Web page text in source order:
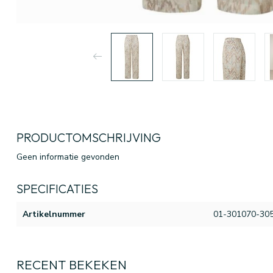
PRODUCTOMSCHRIJVING
Geen informatie gevonden
SPECIFICATIES
Artikelnummer 01-301070-
RECENT BEKEKEN